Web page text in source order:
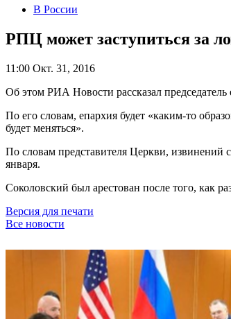
В России
РПЦ может заступиться за
11:00 Окт. 31, 2016
Об этом РИА Новости рассказал
По его словам, епархия будет «каким-то
будет меняться».
По словам представителя Церкви, извинений
января.
Соколовский был арестован после того, как
Версия для печати
Все новости